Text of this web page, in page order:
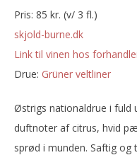
Pris: 85 kr. (v/ 3 fl.)
skjold-burne.dk
Link til vinen hos
Drue:
grüner veltliner
Østrigs nationaldrue i fuld
duftnoter af citrus, hvid
sprød i munden. Saftig og